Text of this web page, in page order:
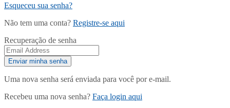
Esqueceu sua senha?
Não tem uma conta? Registre-se aqui
Recuperação de senha
Uma nova senha será enviada para você por e-mail.
Recebeu uma nova senha? Faça login aqui